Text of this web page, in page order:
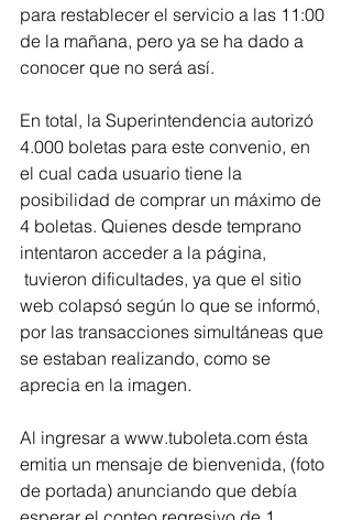
para restablecer el servicio a las 11:00
de la mañana, pero ya se ha dado a
conocer que no será así.
En total, la Superintendencia autorizó
4.000 boletas para este convenio, en
el cual cada usuario tiene la
posibilidad de comprar un máximo de
4 boletas. Quienes desde temprano
intentaron acceder a la página,
tuvieron dificultades, ya que el sitio
web colapsó según lo que se informó,
por las transacciones simultáneas que
se estaban realizando, como se
aprecia en la imagen.
Al ingresar a www.tuboleta.com ésta
emitia un mensaje de bienvenida, (foto
de portada) anunciando que debía